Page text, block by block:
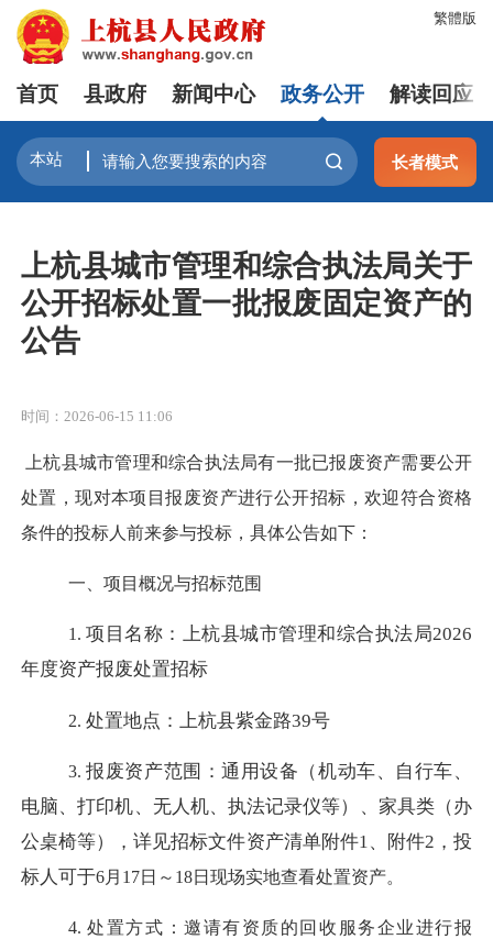
繁體版
首页 县政府 新闻中心 政务公开 解读回应
长者模式
上杭县城市管理和综合执法局关于
公开招标处置一批报废固定资产的
公告
时间：2026-06-15 11:06
上杭县城市管理和综合执法局有一批已报废资产需要公开
处置，现对本项目报废资产进行公开招标，欢迎符合资格
条件的投标人前来参与投标，具体公告如下：
一、 项目概况与招标范围
1.项目名称：上杭县城市管理和综合执法局2026
年度资产报废处置招标
2. 处置地点：上杭县紫金路39号
3.报废资产范围：通用设备（机动车、自行车、
电脑、打印机、无人机、执法记录仪等）、家具类（办
公桌椅等），详见招标文件资产清单附件1、附件2，投
标人可于6月 1 7日～18日现场实地查看处置资产。
4.处置方式：邀请有资质的回收服务企业进行报